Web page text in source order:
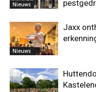
Nieuws
Nieuws
Jaxx